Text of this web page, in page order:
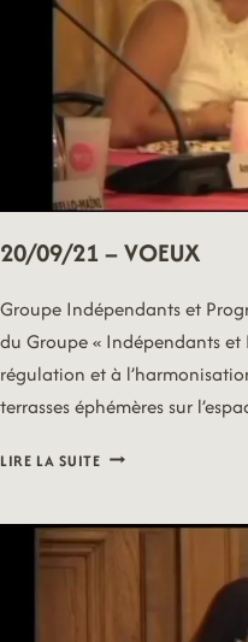
20/09/21 – VOEUX
Groupe Indépendants et
du Groupe « Indépendants et
régulation et à
terrasses éphémères sur
LIRE LA SUITE20/09/21